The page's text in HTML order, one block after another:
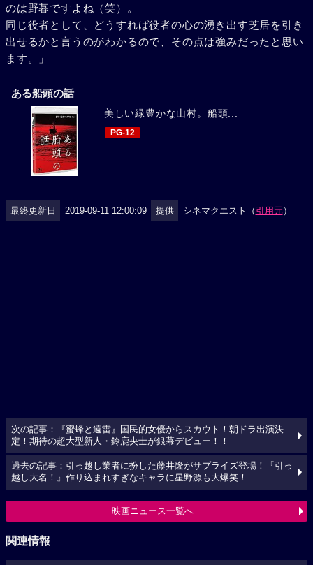
のは野暮ですよね（笑）。
同じ役者として、どうすれば役者の心の湧き出す芝居を引き
出せるかと言うのがわかるので、その点は強みだったと思い
ます。」
ある船頭の話
美しい緑豊かな山村。船頭...
PG-12
最終更新日 2019-09-11 12:00:09 提供 シネマクエスト（ 引用元）
次の記事：『蜜蜂と遠雷』国民的女優からスカウト！朝ドラ出演決
定！期待の超大型新人・鈴鹿央士が銀幕デビュー！！
過去の記事：引っ越し業者に扮した藤井隆がサプライズ登場！『引っ
越し大名！』作り込まれすぎなキャラに星野源も大爆笑！
映画ニュース一覧へ
関連情報